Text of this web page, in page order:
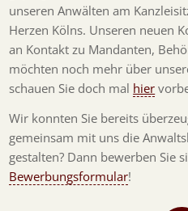
unseren Anwälten am
Herzen Kölns. Unseren neuen
an Kontakt zu Mandanten,
möchten noch mehr über
schauen Sie doch mal hier
Wir konnten Sie bereits
gemeinsam mit uns die
gestalten? Dann bewerben Sie
Bewerbungsformular!